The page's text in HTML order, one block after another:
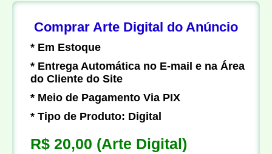
Comprar Arte Digital do Anúncio
* Em Estoque
* Entrega Automática no E-mail e na Área
do Cliente do Site
* Meio de Pagamento Via PIX
* Tipo de Produto: Digital
R$ 20,00 (Arte Digital)